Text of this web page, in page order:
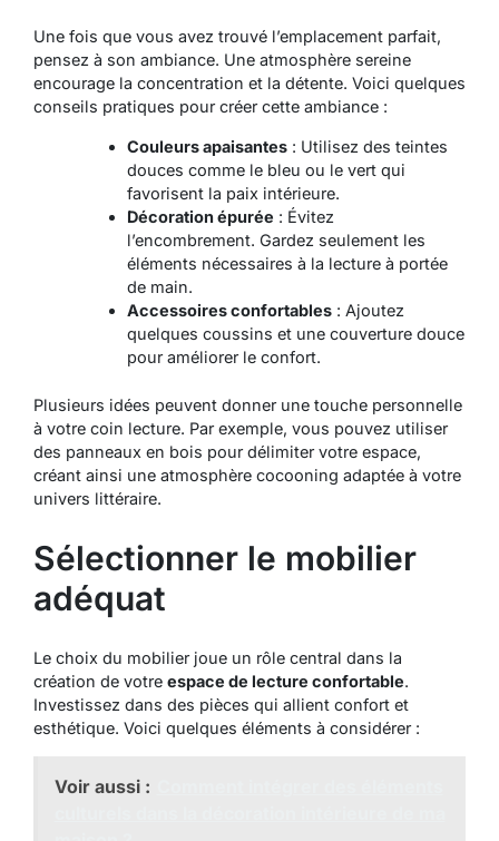
Une fois que vous avez trouvé l’emplacement parfait,
pensez à son ambiance. Une atmosphère sereine
encourage la concentration et la détente. Voici quelques
conseils pratiques pour créer cette ambiance :
Couleurs apaisantes: Utilisez des teintes
douces comme le bleu ou le vert qui
favorisent la paix intérieure.
Décoration épurée : Évitez
l’encombrement. Gardez seulement les
éléments nécessaires à la lecture à portée
de main.
Accessoires confortables: Ajoutez
quelques coussins et une couverture douce
pour améliorer le confort.
Plusieurs idées peuvent donner une touche personnelle
à votre coin lecture. Par exemple, vous pouvez utiliser
des panneaux en bois pour délimiter votre espace,
créant ainsi une atmosphère cocooning adaptée à votre
univers littéraire.
Sélectionner le mobilier
adéquat
Le choix du mobilier joue un rôle central dans la
création de votre espace de lecture confortable.
Investissez dans des pièces qui allient confort et
esthétique. Voici quelques éléments à considérer :
Voir aussi :